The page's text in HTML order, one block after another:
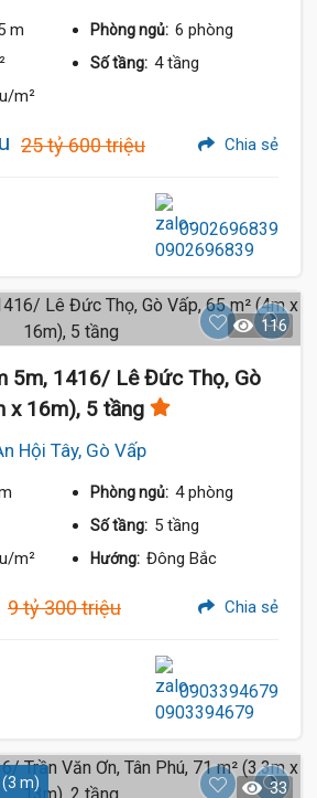
m Phòng ngủ: 6 phòng
Số tầng: 4 tầng
m²
25 tỷ 600 triệu Chia sẻ
0902696839
116
5m, 1416/ Lê Đức Thọ, Gò
x 16m), 5 tầng
Hội Tây, Gò Vấp
Phòng ngủ: 4 phòng
Số tầng: 5 tầng
m² Hướng: Đông Bắc
9 tỷ 300 triệu Chia sẻ
0903394679
(3 m) 33